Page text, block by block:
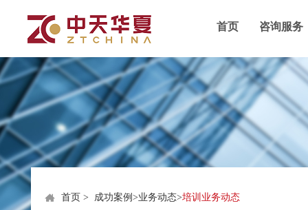
首页 咨询服务
首页 > 成功案例 >业务动态>培训业务动态